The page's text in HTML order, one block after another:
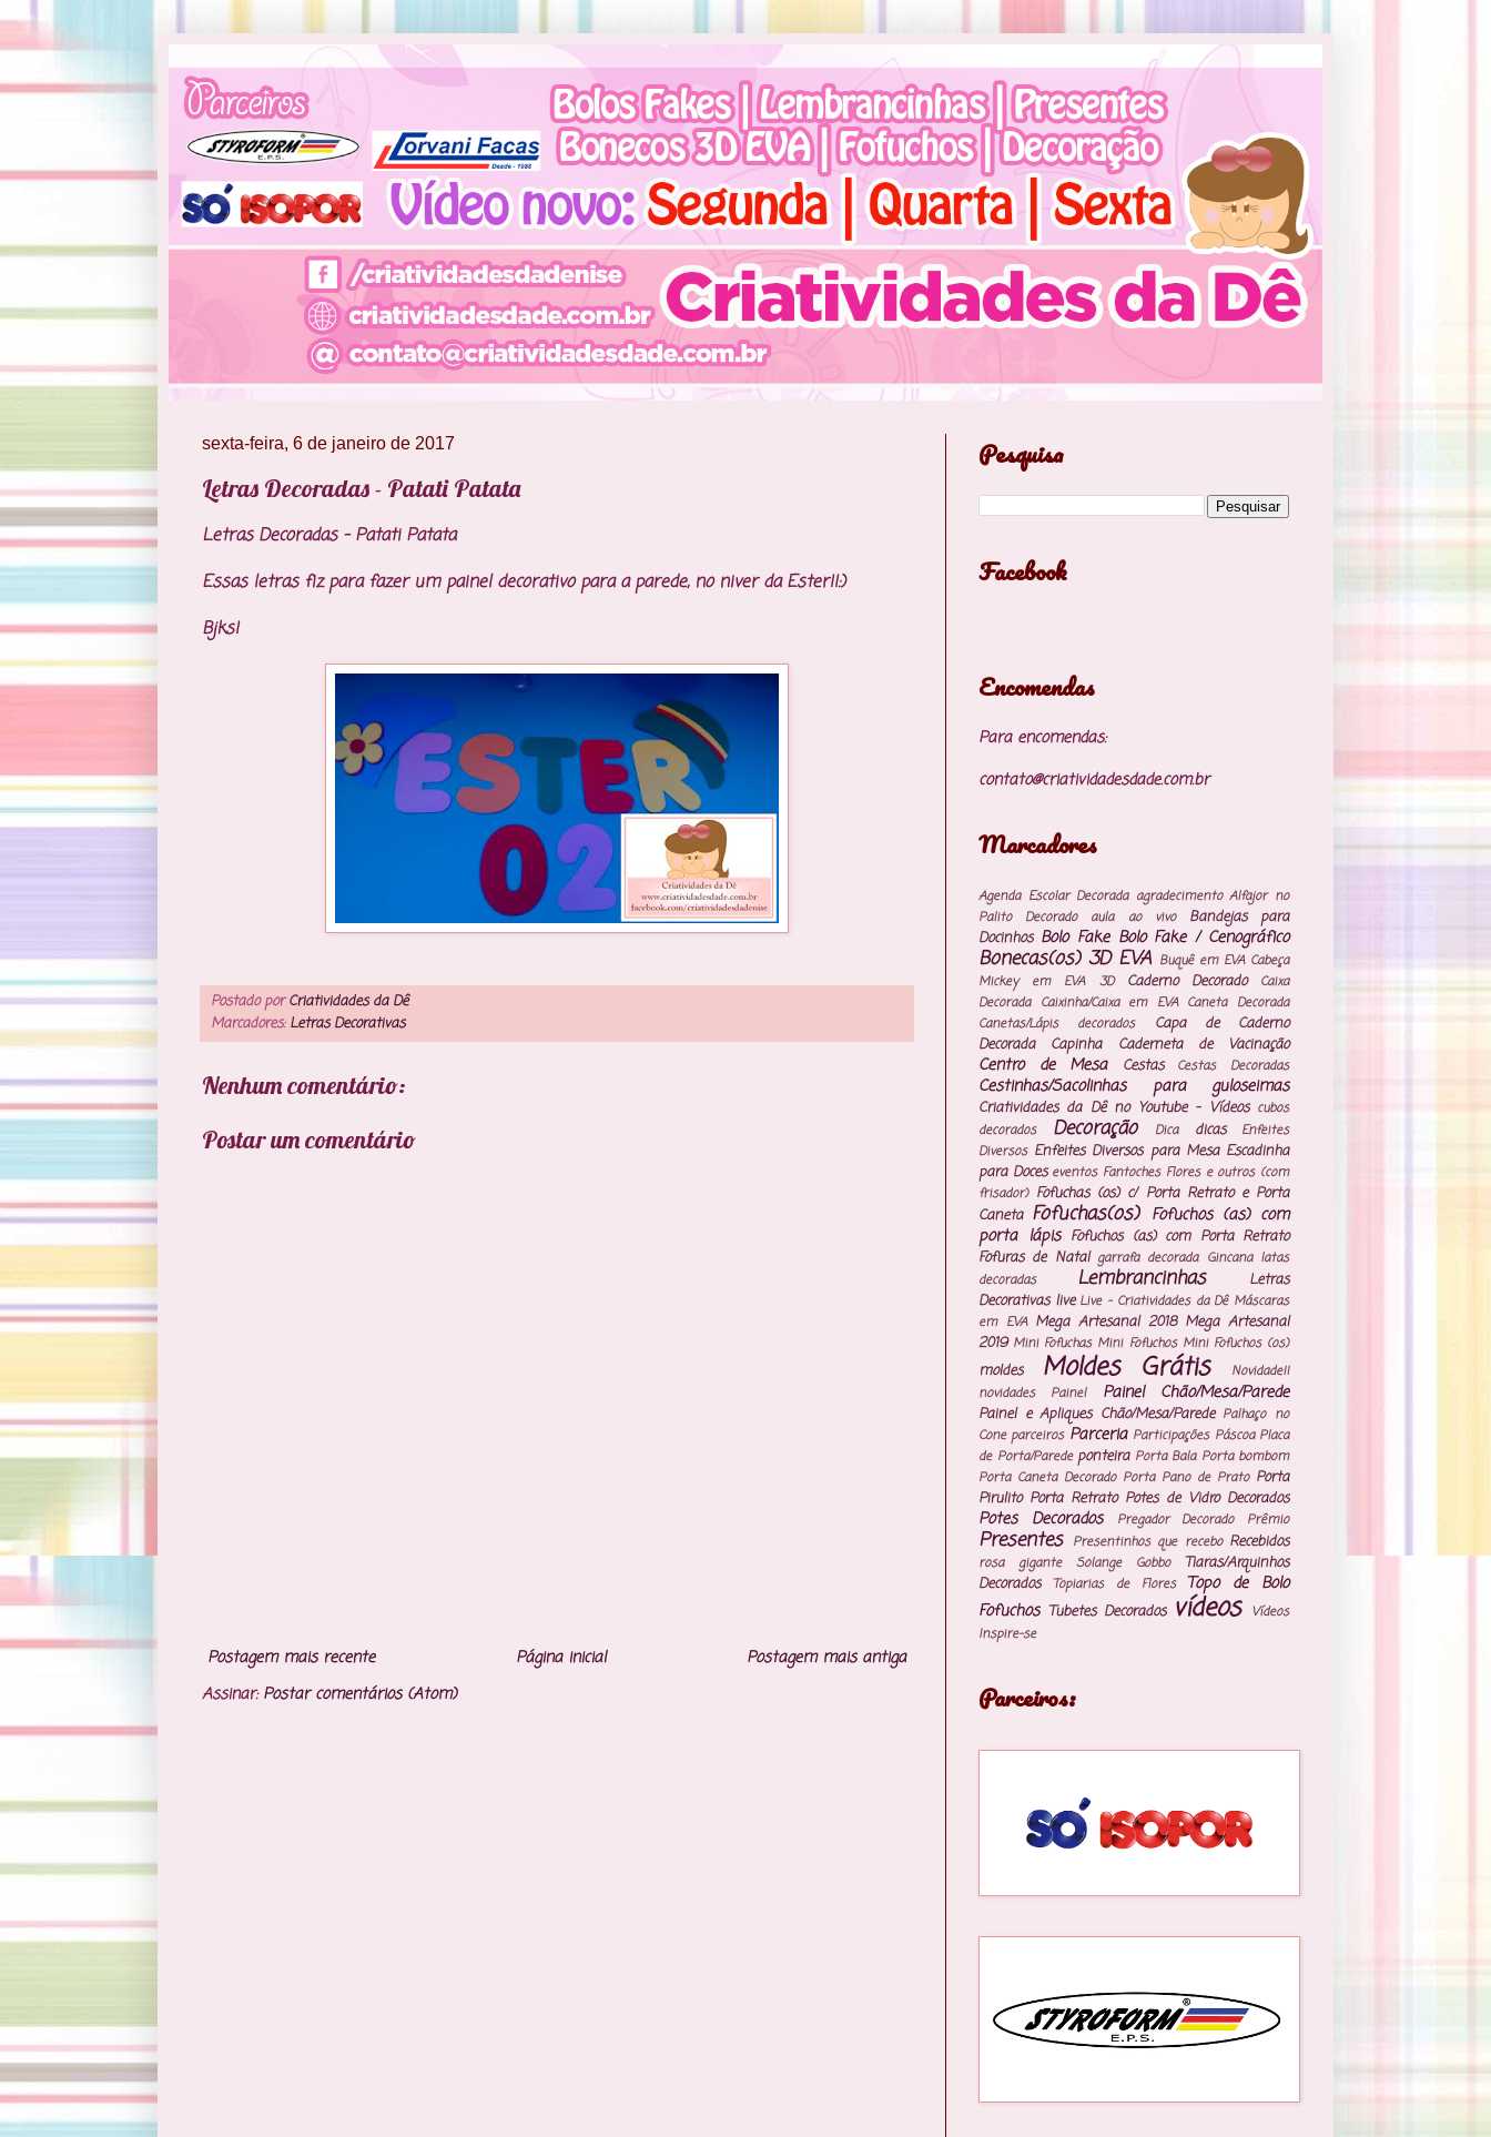
sexta-feira, 6 de janeiro de 2017
Letras Decoradas - Patati Patata
Letras Decoradas - Patati Patata
Essas letras fiz para fazer um painel decorativo para a parede, no niver da Ester!!:)
Bjks!
Postado porCriatividades da Dê
Marcadores: Letras Decorativas
Nenhum comentário:
Postar um comentário
Postagem mais recente Postagem mais antiga
Página inicial
Assinar:Postar comentários (Atom)
Pesquisa
Facebook
Encomendas
Para encomendas:
contato@criatividadesdade.com.br
Marcadores
Agenda Escolar Decorada agradecimento Alfajor no
Palito Decorado
aula ao vivo
Bandejas para
Docinhos Bolo Fake Bolo Fake / Cenográfico
Bonecas(os) 3D EVA Buquê em EVA Cabeça
Mickey em EVA 3D
Caderno Decorado
Caixa
Decorada Caixinha/Caixa em EVA Caneta Decorada
Canetas/Lápis decorados
Capa de Caderno
Decorada
Capinha Caderneta de Vacinação
Centro de Mesa Cestas Cestas Decoradas
Cestinhas/Sacolinhas para guloseimas
Criatividades da Dê no Youtube - Vídeos cubos
decorados
Decoração Dica dicas
Enfeites
Diversos Enfeites Diversos para Mesa Escadinha
para Doces eventos Fantoches Flores e outros (com
frisador) Fofuchas (os) c/ Porta Retrato e Porta
Caneta Fofuchas(os) Fofuchos (as) com
porta lápis Fofuchos (as) com Porta Retrato
Fofuras de Natal garrafa decorada Gincana latas
decoradas
Lembrancinhas
Letras
Decorativas live Live - Criatividades da Dê Máscaras
em EVA Mega Artesanal 2018 Mega Artesanal
2019 Mini Fofuchas Mini Fofuchos Mini Fofuchos (os)
moldes Moldes Grátis
Novidade!!
novidades
Painel Painel Chão/Mesa/Parede
Painel e Apliques Chão/Mesa/Parede Palhaço no
Cone parceiros Parceria Participações Páscoa Placa
de Porta/Parede ponteira Porta Bala Porta bombom
Porta Caneta Decorado Porta Pano de Prato Porta
Pirulito Porta Retrato Potes de Vidro Decorados
Potes Decorados Pregador Decorado Prêmio
Presentes Presentinhos que recebo Recebidos
rosa gigante Solange Gobbo
Tiaras/Arquinhos
Decorados
Topiarias de Flores
Topo de Bolo
Fofuchos Tubetes Decorados vídeos
Vídeos
Inspire-se
Parceiros: